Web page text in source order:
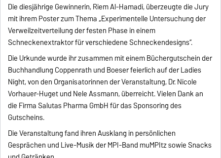
Die diesjährige Gewinnerin, Riem Al-Hamadi, überzeugte die Jury
mit ihrem Poster zum Thema „Experimentelle Untersuchung der
Verweilzeitverteilung der festen Phase in einem
Schneckenextraktor für verschiedene Schneckendesigns“.
Die Urkunde wurde ihr zusammen mit einem Büchergutschein der
Buchhandlung Coppenrath und Boeser feierlich auf der Ladies
Night, von den Organisatorinnen der Veranstaltung, Dr. Nicole
Vorhauer-Huget und Nele Assmann, überreicht. Vielen Dank an
die Firma Salutas Pharma GmbH für das Sponsoring des
Gutscheins.
Die Veranstaltung fand ihren Ausklang in persönlichen
Gesprächen und Live-Musik der MPI-Band muMPItz sowie Snacks